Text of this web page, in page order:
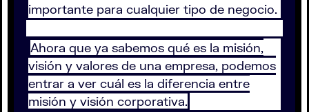
importante para cualquier tipo de negocio.
Ahora que ya sabemos qué es la misión,
visión y valores de una empresa, podemos
entrar a ver cuál es la diferencia entre
misión y visión corporativa.